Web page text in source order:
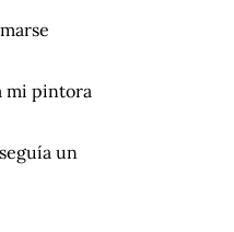
mi pintora
un